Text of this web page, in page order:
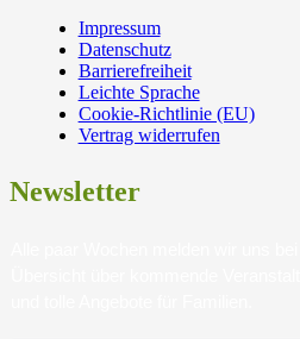
Impressum
Datenschutz
Barrierefreiheit
Leichte Sprache
Cookie-Richtlinie (EU)
Vertrag widerrufen
Newsletter